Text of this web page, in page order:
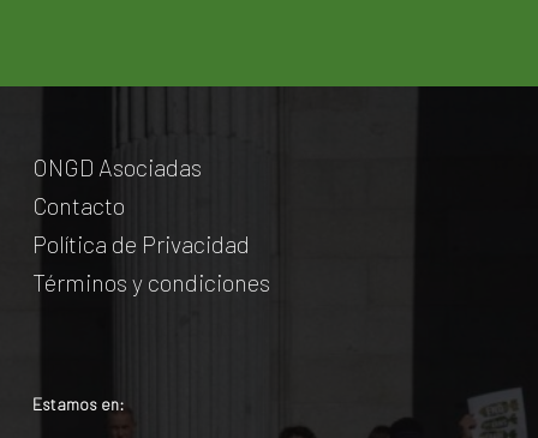
ONGD Asociadas
Contacto
Política de Privacidad
Términos y condiciones
Estamos en: